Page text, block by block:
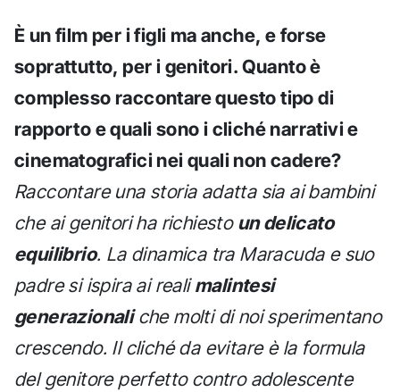
È un film per i figli ma anche, e forse
soprattutto, per i genitori. Quanto è
complesso raccontare questo tipo di
rapporto e quali sono i cliché narrativi e
cinematografici nei quali non cadere?
Raccontare una storia adatta sia ai bambini
che ai genitori ha richiesto un delicato
equilibrio. La dinamica tra Maracuda e suo
padre si ispira ai realimalintesi
generazionaliche molti di noi sperimentano
crescendo. Il cliché da evitare è la formula
del genitore perfetto contro adolescente